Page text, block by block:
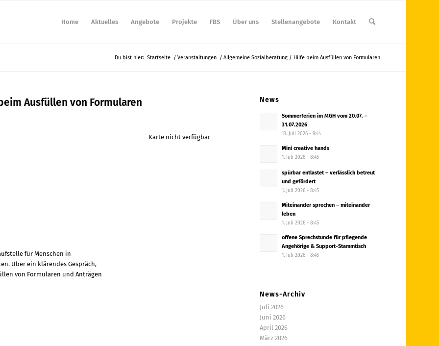
Home Aktuelles Angebote Projekte FBS Über uns Stellenangebote Kontakt
Du bist hier: Startseite / Veranstaltungen / Allgemeine Sozialberatung / Hilfe beim Ausfüllen von Formularen
Ausfüllen von Formularen
Karte nicht verfügbar
für Menschen in
Über ein klärendes Gespräch,
von Formularen und Anträgen
News
Sommerferien im MGH vom 20.07. –
31.07.2026
13. Juli 2026 - 9:44
Mini creative hands
1. Juli 2026 - 8:45
spürbar entlastet – verlässlich betreut
und gefördert
1. Juli 2026 - 8:45
Miteinander sprechen – miteinander
leben
1. Juli 2026 - 8:45
offene Sprechstunde für pflegende
Angehörige & Support-Stammtisch
1. Juli 2026 - 8:45
News-Archiv
Juli 2026
Juni 2026
April 2026
März 2026